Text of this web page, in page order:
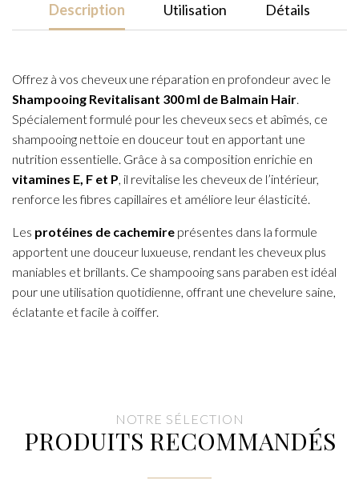
Description Utilisation Détails
Offrez à vos cheveux une réparation en profondeur avec le
Shampooing Revitalisant 300 ml de Balmain Hair.
Spécialement formulé pour les cheveux secs et abîmés, ce
shampooing nettoie en douceur tout en apportant une
nutrition essentielle. Grâce à sa composition enrichie en
vitamines E, F et P, il revitalise les cheveux de l’intérieur,
renforce les fibres capillaires et améliore leur élasticité.
Les protéines de cachemire présentes dans la formule
apportent une douceur luxueuse, rendant les cheveux plus
maniables et brillants. Ce shampooing sans paraben est idéal
pour une utilisation quotidienne, offrant une chevelure saine,
éclatante et facile à coiffer.
NOTRE SÉLECTION
PRODUITS RECOMMANDÉS